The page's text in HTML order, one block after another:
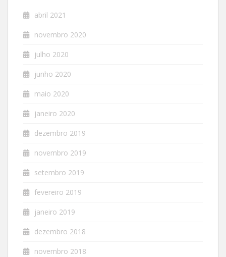
abril 2021
novembro 2020
julho 2020
junho 2020
maio 2020
janeiro 2020
dezembro 2019
novembro 2019
setembro 2019
fevereiro 2019
janeiro 2019
dezembro 2018
novembro 2018